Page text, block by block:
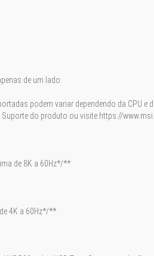
de um lado.
podem variar dependendo da CPU
do produto ou visite https://
de 8K a 60Hz*/**
4K a 60Hz*/**